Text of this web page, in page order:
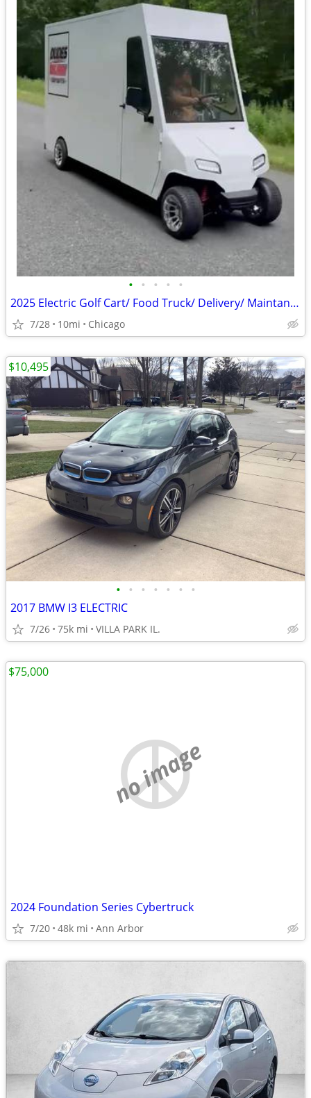
• • • • •
2025 Electric Golf Cart/ Food Truck/ Delivery/ Maintanence
7/28 10mi Chicago
• • • • • • •
2017 BMW I3 ELECTRIC
7/26 75k mi VILLA PARK IL.
$10,495
no image
2024 Foundation Series Cybertruck
7/20 48k mi Ann Arbor
$75,000